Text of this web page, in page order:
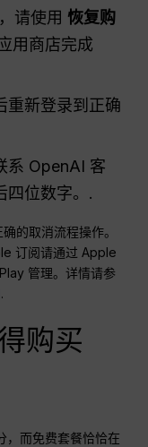
请使用 恢复购
用商店完成
重新登录到正确
系 OpenAI 客
四位数字。.
的取消流程操作。
订阅请通过 Apple
管理。详情请参
.
购买
，而免费套餐恰恰在